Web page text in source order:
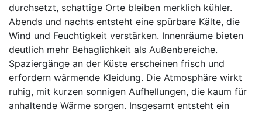
durchsetzt, schattige Orte bleiben merklich kühler.
Abends und nachts entsteht eine spürbare Kälte, die
Wind und Feuchtigkeit verstärken. Innenräume bieten
deutlich mehr Behaglichkeit als Außenbereiche.
Spaziergänge an der Küste erscheinen frisch und
erfordern wärmende Kleidung. Die Atmosphäre wirkt
ruhig, mit kurzen sonnigen Aufhellungen, die kaum für
anhaltende Wärme sorgen. Insgesamt entsteht ein